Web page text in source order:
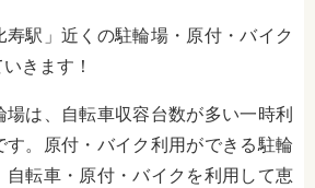
寿駅」近くの駐輪場・原付・バイク
きます！
は、自転車収容台数が多い一時利
す。原付・バイク利用ができる駐輪
自転車・原付・バイクを利用して恵